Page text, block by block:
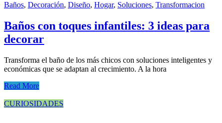
Baños, Decoración, Diseño, Hogar, Soluciones, Transformacion
Baños con toques infantiles: 3 ideas para
decorar
Transforma el baño de los más chicos con soluciones inteligentes y
económicas que se adaptan al crecimiento. A la hora
Read More
CURIOSIDADES